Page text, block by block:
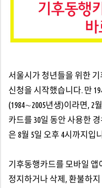
서울시가 청년들을 위한
신청을 시작했습니다. 만
(1984∼2005년생)이라면, 2
카드를 30일 동안 사용한
은 8월 5일 오후 4시까지입
기후동행카드를 모바일 앱
정지하거나 삭제, 환불하